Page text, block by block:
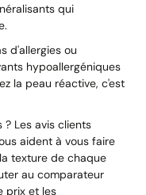
qui
d'allergies ou
hypoallergéniques
la peau réactive, c'est
? Les avis clients
aident à vous faire
texture de chaque
au comparateur
prix et les